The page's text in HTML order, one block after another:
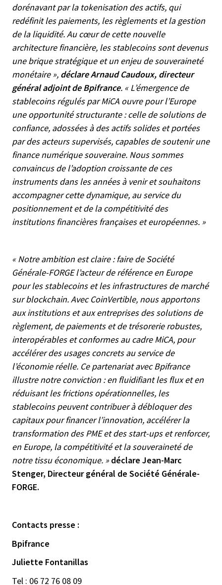
dorénavant par la tokenisation des actifs, qui
redéfinit les paiements, les règlements et la gestion
de la liquidité. Au cœur de cette nouvelle
architecture financière, les stablecoins sont devenus
une brique stratégique et un enjeu de souveraineté
monétaire », déclare Arnaud Caudoux, directeur
général adjoint de Bpifrance. « L’émergence de
stablecoins régulés par MiCA ouvre pour l’Europe
une opportunité structurante : celle de solutions de
confiance, adossées à des actifs solides et portées
par des acteurs supervisés, capables de soutenir une
finance numérique souveraine. Nous sommes
convaincus de l’adoption croissante de ces
instruments dans les années à venir et souhaitons
accompagner cette dynamique, au service du
positionnement et de la compétitivité des
institutions financières françaises et européennes. »
« Notre ambition est claire : faire de Société
Générale-FORGE l’acteur de référence en Europe
pour les stablecoins et les infrastructures de marché
sur blockchain. Avec CoinVertible, nous apportons
aux institutions et aux entreprises des solutions de
règlement, de paiements et de trésorerie robustes,
interopérables et conformes au cadre MiCA, pour
accélérer des usages concrets au service de
l’économie réelle. Ce partenariat avec Bpifrance
illustre notre conviction : en fluidifiant les flux et en
réduisant les frictions opérationnelles, les
stablecoins peuvent contribuer à débloquer des
capitaux pour financer l’innovation, accélérer la
transformation des PME et des start-ups et renforcer,
en Europe, la compétitivité et la souveraineté de
notre tissu économique. » déclare Jean-Marc
Stenger, Directeur général de Société Générale-
FORGE.
Contacts presse :
Bpifrance
Juliette Fontanillas
Tel : 06 72 76 08 09